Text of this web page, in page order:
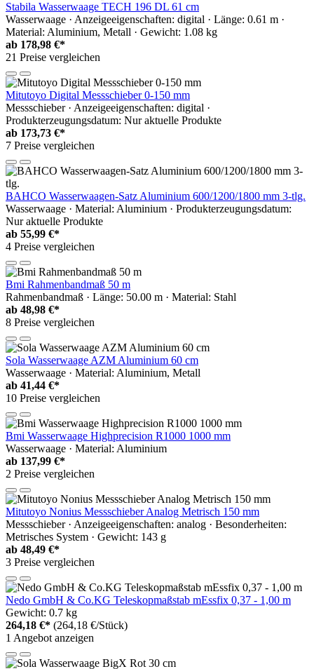
Stabila Wasserwaage TECH 196 DL 61 cm
Wasserwaage · Anzeigeeigenschaften: digital · Länge: 0.61 m ·
Material: Aluminium, Metall · Gewicht: 1.08 kg
ab 178,98 €*
21 Preise vergleichen
Mitutoyo Digital Messschieber 0-150 mm
Messschieber · Anzeigeeigenschaften: digital ·
Produkterzeugungsdatum: Nur aktuelle Produkte
ab 173,73 €*
7 Preise vergleichen
BAHCO Wasserwaagen-Satz Aluminium 600/1200/1800 mm 3-tlg.
Wasserwaage · Material: Aluminium · Produkterzeugungsdatum:
Nur aktuelle Produkte
ab 55,99 €*
4 Preise vergleichen
Bmi Rahmenbandmaß 50 m
Rahmenbandmaß · Länge: 50.00 m · Material: Stahl
ab 48,98 €*
8 Preise vergleichen
Sola Wasserwaage AZM Aluminium 60 cm
Wasserwaage · Material: Aluminium, Metall
ab 41,44 €*
10 Preise vergleichen
Bmi Wasserwaage Highprecision R1000 1000 mm
Wasserwaage · Material: Aluminium
ab 137,99 €*
2 Preise vergleichen
Mitutoyo Nonius Messschieber Analog Metrisch 150 mm
Messschieber · Anzeigeeigenschaften: analog · Besonderheiten:
Metrisches System · Gewicht: 143 g
ab 48,49 €*
3 Preise vergleichen
Nedo GmbH & Co.KG Teleskopmaßstab mEssfix 0,37 - 1,00 m
Gewicht: 0.7 kg
264,18 €* (264,18 €/Stück)
1 Angebot anzeigen